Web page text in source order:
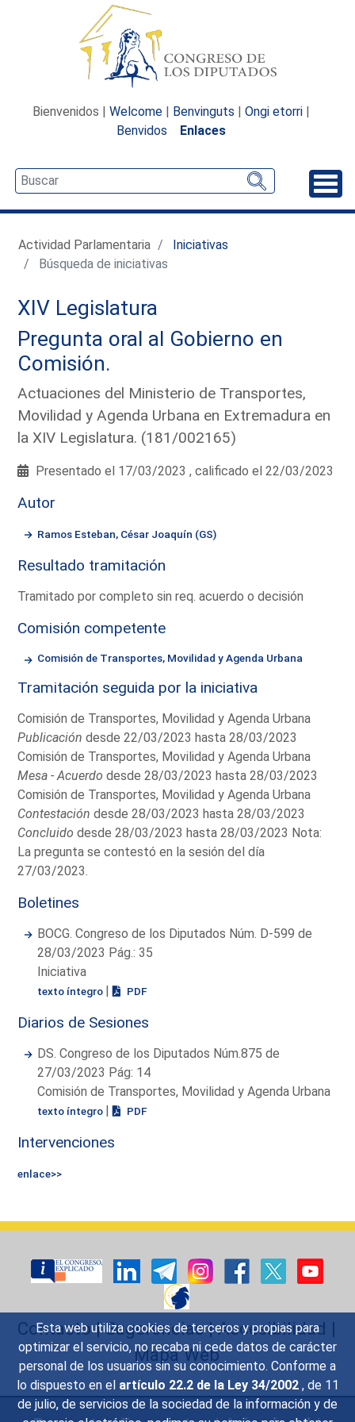
Esta web utiliza cookies de terceros y propias para
optimizar el servicio, no recaba ni cede datos de carácter
personal de los usuarios sin su conocimiento. Conforme a
lo dispuesto en el artículo 22.2 de la Ley 34/2002 , de 11
de julio, de servicios de la sociedad de la información y de
Bienvenidos | Welcome | Benvinguts | Ongi etorri |
Benvidos
Enlaces
Actividad Parlamentaria
Iniciativas
Búsqueda de iniciativas
XIV Legislatura
Pregunta oral al Gobierno en
Comisión.
Actuaciones del Ministerio de Transportes,
Movilidad y Agenda Urbana en Extremadura en
la XIV Legislatura. (181/002165)
Presentado el 17/03/2023 , calificado el 22/03/2023
Autor
Ramos Esteban, César Joaquín (GS)
Resultado tramitación
Tramitado por completo sin req. acuerdo o decisión
Comisión competente
Comisión de Transportes, Movilidad y Agenda Urbana
Tramitación seguida por la iniciativa
Comisión de Transportes, Movilidad y Agenda Urbana
Publicación desde 22/03/2023 hasta 28/03/2023
Comisión de Transportes, Movilidad y Agenda Urbana
Mesa - Acuerdo desde 28/03/2023 hasta 28/03/2023
Comisión de Transportes, Movilidad y Agenda Urbana
Contestación desde 28/03/2023 hasta 28/03/2023
Concluido desde 28/03/2023 hasta 28/03/2023 Nota:
La pregunta se contestó en la sesión del día
27/03/2023.
Boletines
BOCG. Congreso de los Diputados Núm. D-599 de
28/03/2023 Pág.: 35
Iniciativa
texto íntegro | PDF
Diarios de Sesiones
DS. Congreso de los Diputados Núm.875 de
27/03/2023 Pág: 14
Comisión de Transportes, Movilidad y Agenda Urbana
texto íntegro | PDF
Intervenciones
enlace>>
Contacto|Sugerencias|Accesibilidad |
Mapa Web